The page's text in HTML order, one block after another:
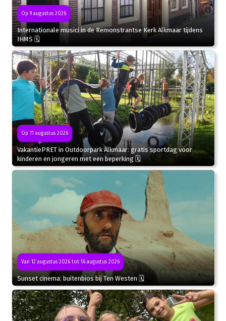
Op 9 augustus 2026
Internationale musici in de Remonstrantse Kerk Alkmaar tijdens
IHMS 🗓
Op 11 augustus 2026
VakantiePRET in Outdoorpark Alkmaar: gratis sportdag voor
kinderen en jongeren met een beperking 🗓
Van 12 augustus 2026 tot 16 augustus 2026
Sunset cinema: buitenbios bij Ten Westen 🗓